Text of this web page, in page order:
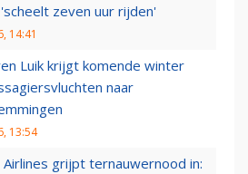
zeven uur rijden'
14:41
Luik krijgt komende winter
naar
13:54
Airlines grijpt ternauwernood in: